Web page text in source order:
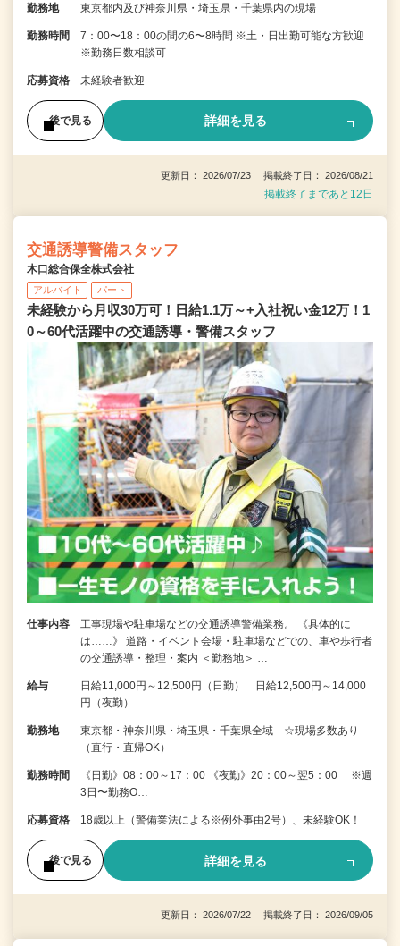
勤務地 東京都内及び神奈川県・埼玉県・千葉県内の現場
勤務時間
7：00〜18：00の間の6〜8時間 ※土・日出勤可能な方歓迎
※勤務日数相談可
応募資格 未経験者歓迎
後で見る 詳細を見る
更新日： 2026/07/23 掲載終了日： 2026/08/21
掲載終了まであと12日
交通誘導警備スタッフ
木口総合保全株式会社
アルバイト パート
未経験から月収30万可！日給1.1万～+入社祝い金12万！1
0～60代活躍中の交通誘導・警備スタッフ
仕事内容
工事現場や駐車場などの交通誘導警備業務。 《具体的に
は……》 道路・イベント会場・駐車場などでの、車や歩行者
の交通誘導・整理・案内 ＜勤務地＞ …
給与
日給11,000円～12,500円（日勤） 日給12,500円～14,000
円（夜勤）
勤務地
東京都・神奈川県・埼玉県・千葉県全域 ☆現場多数あり
（直行・直帰OK）
勤務時間
《日勤》08：00～17：00 《夜勤》20：00～翌5：00 ※週
3日〜勤務O…
応募資格 18歳以上（警備業法による※例外事由2号）、未経験OK！
後で見る 詳細を見る
更新日： 2026/07/22 掲載終了日： 2026/09/05